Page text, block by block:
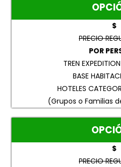
$
PRECIO
POR
TREN
BASE
HOTELES
(Grupos o Familias
$
PRECIO